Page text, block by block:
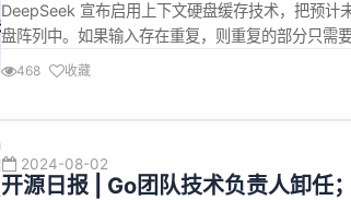
DeepSeek 宣布启用上下文硬盘缓存技术，把预计
盘阵列中。如果输入存在重复，则重复的部分只需
服务的延迟，还大幅削减最终的使用成本。 缓存
468 收藏
2024-08-02
开源日报 | Go团队技术负责人卸任